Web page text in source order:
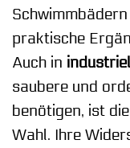
praktische
Auch in
saubere und
benötigen, ist
Wahl. Ihre